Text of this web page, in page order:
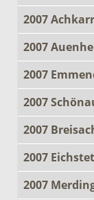
2007
2007
2007
2007
2007
2007
2007